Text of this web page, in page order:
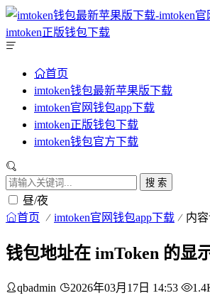
首页
imtoken钱包最新苹果版下载
imtoken官网钱包app下载
imtoken正版钱包下载
imtoken钱包官方下载
搜 索
昼/夜
首页 imtoken官网钱包app下载 内
钱包地址在 imToken 的显
qbadmin 2026年03月17日 14:53